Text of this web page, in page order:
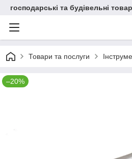
господарські та будівельні
Товари та послуги
–20%